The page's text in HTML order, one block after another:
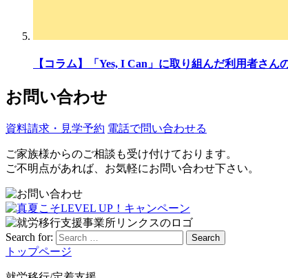
【コラム】「Yes, I Can」に取り組んだ利用者さ
お問い合わせ
資料請求・見学予約 電話で問い合わせる
ご家族様からのご相談も受け付けております。
ご不明点があれば、お気軽にお問い合わせ下さい。
Search for: Search
トップページ